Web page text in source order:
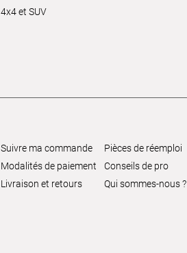
4x4 et SUV
Suivre ma commande
Modalités de paiement
Livraison et retours
Pièces de réemploi
Conseils de pro
Qui sommes-nous ?